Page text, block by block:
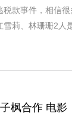
款事件，相信
雪莉、林珊珊2人
枫合作 电